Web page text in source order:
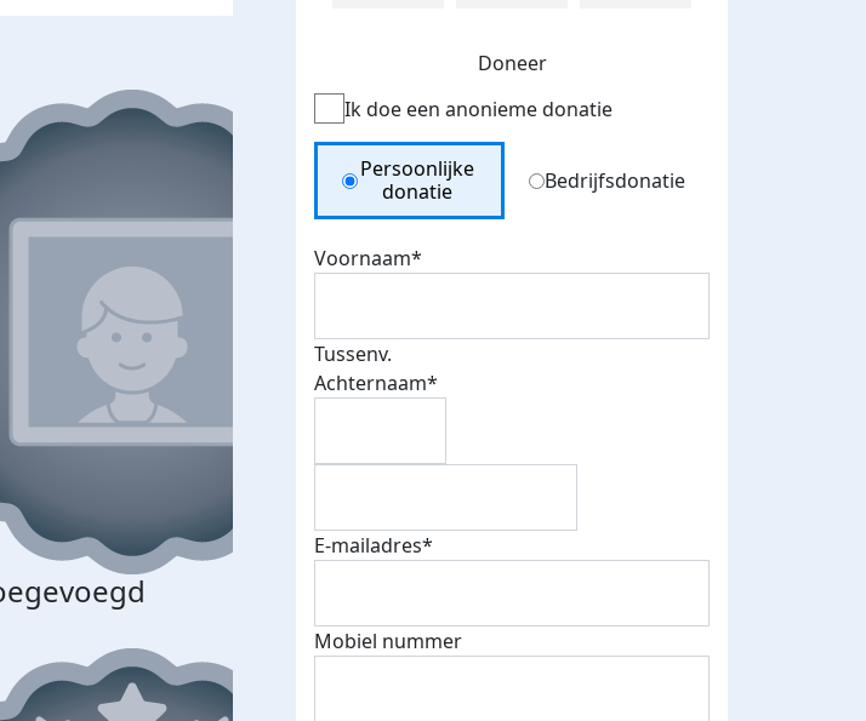
Doneer
Ik doe een anonieme donatie
Donation Type
Persoonlijke
donatie
Bedrijfsdonatie
Voornaam*
Tussenv.
Achternaam*
E-mailadres*
Mobiel nummer